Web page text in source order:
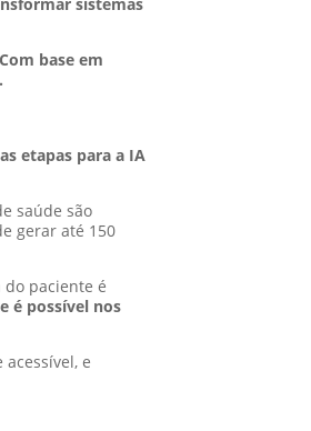
Com base em
etapas para a IA
saúde são
gerar até 150
paciente é
é possível nos
e